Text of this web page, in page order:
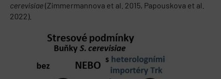
cerevisiae(Zimmermannova et al. 2015, Papouskova et al.
2022).